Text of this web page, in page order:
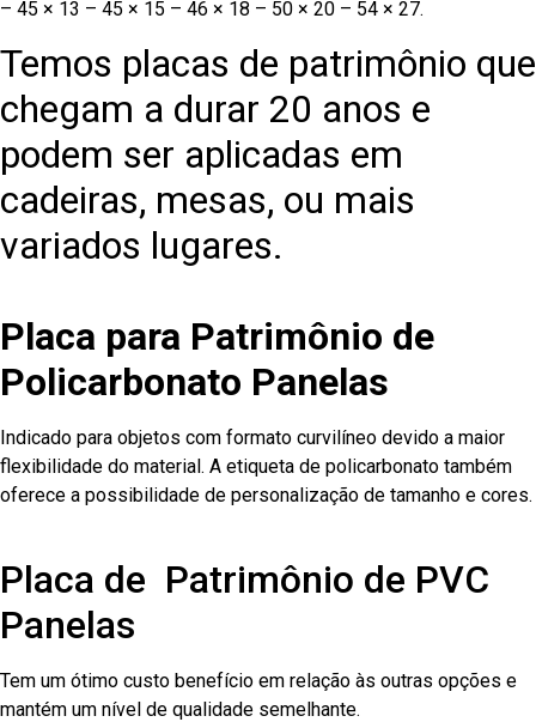
– 45 × 13 – 45 × 15 – 46 × 18 – 50 × 20 – 54 × 27.
Temos placas de patrimônio que
chegam a durar 20 anos e
podem ser aplicadas em
cadeiras, mesas, ou mais
variados lugares.
Placa para Patrimônio de
Policarbonato Panelas
Indicado para objetos com formato curvilíneo devido a maior
flexibilidade do material. A etiqueta de policarbonato também
oferece a possibilidade de personalização de tamanho e cores.
Placa de Patrimônio de PVC
Panelas
Tem um ótimo custo benefício em relação às outras opções e
mantém um nível de qualidade semelhante.